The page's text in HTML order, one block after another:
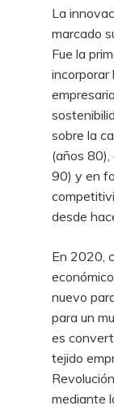
La
marcado
Fue la
incorporar
sobre la
(años 80),
90) y en
desde
En 2020,
nuevo
para un
es
tejido
mediante